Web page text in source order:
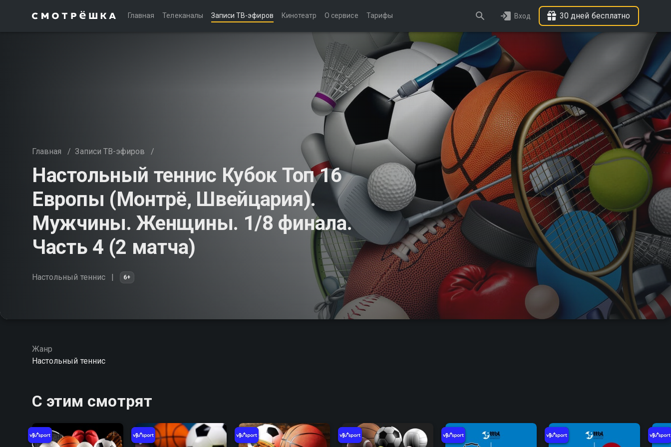
Главная Телеканалы Записи ТВ-эфиров Кинотеатр О сервисе Тарифы Вход 30 дней бесплатно
Главная / Записи ТВ-эфиров /
Настольный теннис Кубок Топ 16
Европы (Монтрё, Швейцария).
Мужчины. Женщины. 1/8 финала.
Часть 4 (2 матча)
Настольный теннис 6+
Жанр
Настольный теннис
С этим смотрят